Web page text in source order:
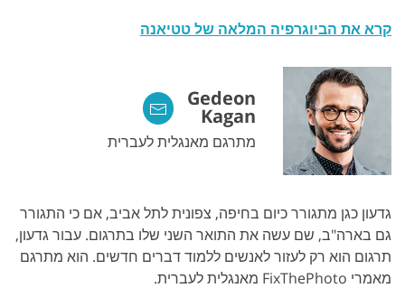
קרא את הביוגרפיה המלאה של טטיאנה
Gedeon
Kagan
מתרגם מאנגלית לעברית
גדעון כגן מתגורר כיום בחיפה, צפונית לתל אביב, אם כי התגורר
גם בארה"ב, שם עשה את התואר השני שלו בתרגום. עבור גדעון,
תרגום הוא רק לעזור לאנשים ללמוד דברים חדשים. הוא מתרגם
מאמרי FixThePhoto מאנגלית לעברית.